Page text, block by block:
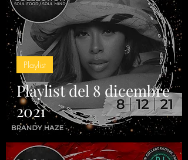
Playlist del 8 dicembre
2021
Playlist